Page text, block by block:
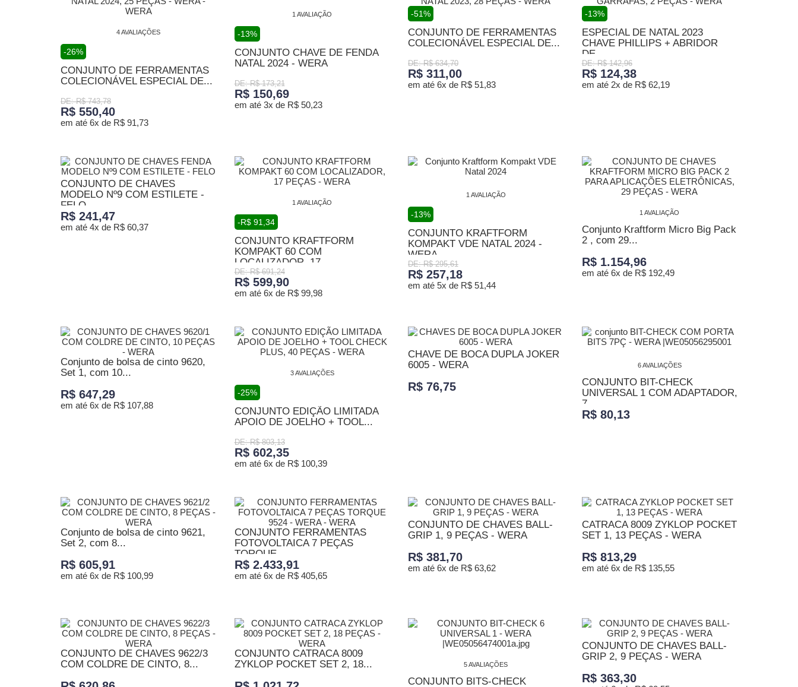
4 AVALIAÇÕES
-26%
CONJUNTO DE FERRAMENTAS
COLECIONÁVEL ESPECIAL DE...
DE: R$ 743,78
R$ 550,40
em até 6x de R$ 91,73
1 AVALIAÇÃO
-13%
CONJUNTO CHAVE DE FENDA
NATAL 2024 - WERA
DE: R$ 173,21
R$ 150,69
em até 3x de R$ 50,23
-51%
CONJUNTO DE FERRAMENTAS
COLECIONÁVEL ESPECIAL DE...
DE: R$ 634,70
R$ 311,00
em até 6x de R$ 51,83
-13%
ESPECIAL DE NATAL 2023
CHAVE PHILLIPS + ABRIDOR
DE...
DE: R$ 142,96
R$ 124,38
em até 2x de R$ 62,19
CONJUNTO DE CHAVES
MODELO Nº9 COM ESTILETE -
FELO
R$ 241,47
em até 4x de R$ 60,37
1 AVALIAÇÃO
-R$ 91,34
CONJUNTO KRAFTFORM
KOMPAKT 60 COM
LOCALIZADOR, 17...
DE: R$ 691,24
R$ 599,90
em até 6x de R$ 99,98
1 AVALIAÇÃO
-13%
CONJUNTO KRAFTFORM
KOMPAKT VDE NATAL 2024 -
WERA
DE: R$ 295,61
R$ 257,18
em até 5x de R$ 51,44
1 AVALIAÇÃO
Conjunto Kraftform Micro Big Pack
2 , com 29...
R$ 1.154,96
em até 6x de R$ 192,49
Conjunto de bolsa de cinto 9620,
Set 1, com 10...
R$ 647,29
em até 6x de R$ 107,88
3 AVALIAÇÕES
-25%
CONJUNTO EDIÇÃO LIMITADA
APOIO DE JOELHO + TOOL...
DE: R$ 803,13
R$ 602,35
em até 6x de R$ 100,39
CHAVE DE BOCA DUPLA JOKER
6005 - WERA
R$ 76,75
6 AVALIAÇÕES
CONJUNTO BIT-CHECK
UNIVERSAL 1 COM ADAPTADOR,
7...
R$ 80,13
Conjunto de bolsa de cinto 9621,
Set 2, com 8...
R$ 605,91
em até 6x de R$ 100,99
CONJUNTO FERRAMENTAS
FOTOVOLTAICA 7 PEÇAS
TORQUE...
R$ 2.433,91
em até 6x de R$ 405,65
CONJUNTO DE CHAVES BALL-
GRIP 1, 9 PEÇAS - WERA
R$ 381,70
em até 6x de R$ 63,62
CATRACA 8009 ZYKLOP POCKET
SET 1, 13 PEÇAS - WERA
R$ 813,29
em até 6x de R$ 135,55
CONJUNTO DE CHAVES 9622/3
COM COLDRE DE CINTO, 8...
CONJUNTO CATRACA 8009
ZYKLOP POCKET SET 2, 18...
5 AVALIAÇÕES
CONJUNTO BITS-CHECK
CONJUNTO DE CHAVES BALL-
GRIP 2, 9 PEÇAS - WERA
R$ 363,30